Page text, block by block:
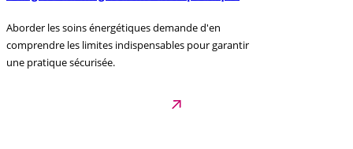
Aborder les soins énergétiques demande d'en
comprendre les limites indispensables pour garantir
une pratique sécurisée.